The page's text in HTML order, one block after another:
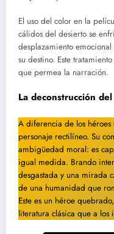
El uso del color en la
cálidos del desierto se
desplazamiento
su destino. Este
que permea la narración.
La deconstrucción
A diferencia de los héroes
personaje rectilíneo. Su
ambigüedad moral: es
igual medida. Brando
desgastada y una mirada
de una humanidad que
Este es un héroe
literatura clásica que a los